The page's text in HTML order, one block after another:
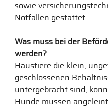
sowie
Notfällen gestattet.
Was muss bei der
werden?
Haustiere die klein,
geschlossenen
untergebracht sind,
Hunde müssen